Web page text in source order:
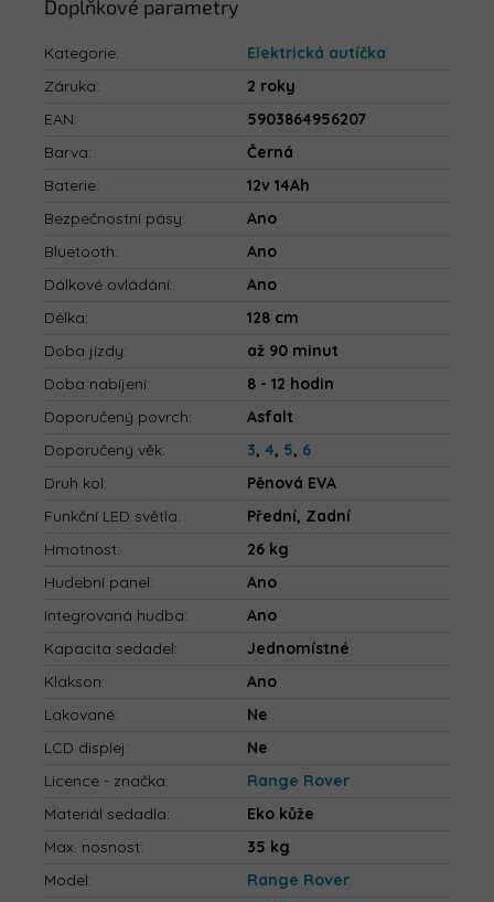
Doplňkové parametry
Kategorie:
Elektrická autíčka
Záruka:
2 roky
EAN:
5903864956207
Barva:
Černá
Baterie:
12v 14Ah
Bezpečnostní pásy:
Ano
Bluetooth:
Ano
Dálkové ovládání:
Ano
Délka:
128 cm
Doba jízdy:
až 90 minut
Doba nabíjení:
8 - 12 hodin
Doporučený povrch:
Asfalt
Doporučený věk: 3, 4, 5, 6
Druh kol:
Pěnová EVA
Funkční LED světla:
Přední, Zadní
Hmotnost:
26 kg
Hudební panel:
Ano
Integrovaná hudba:
Ano
Kapacita sedadel:
Jednomístné
Klakson:
Ano
Lakované:
Ne
LCD displej:
Ne
Licence - značka:
Range Rover
Materiál sedadla:
Eko kůže
Max. nosnost:
35 kg
Model:
Range Rover